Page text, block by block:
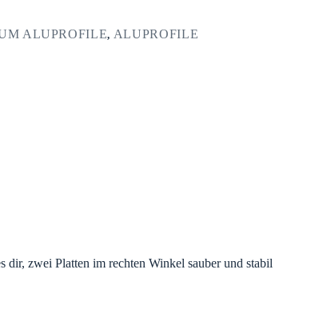
ALUPROFILE, ALUPROFILE
dir, zwei Platten im rechten Winkel sauber und stabil